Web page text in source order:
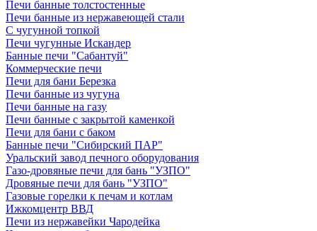
Печи банные толстостенные
Печи банные из нержавеющей стали
С чугунной топкой
Печи чугунные Искандер
Банные печи "Сабантуй"
Коммерческие печи
Печи для бани Березка
Печи банные из чугуна
Печи банные на газу
Печи банные с закрытой каменкой
Печи для бани с баком
Банные печи "Сибирский ПАР"
Уральский завод печного оборудования
Газо-дровяные печи для бань "УЗПО"
Дровяные печи для бань "УЗПО"
Газовые горелки к печам и котлам
Ижкомцентр ВВД
Печи из нержавейки Чародейка